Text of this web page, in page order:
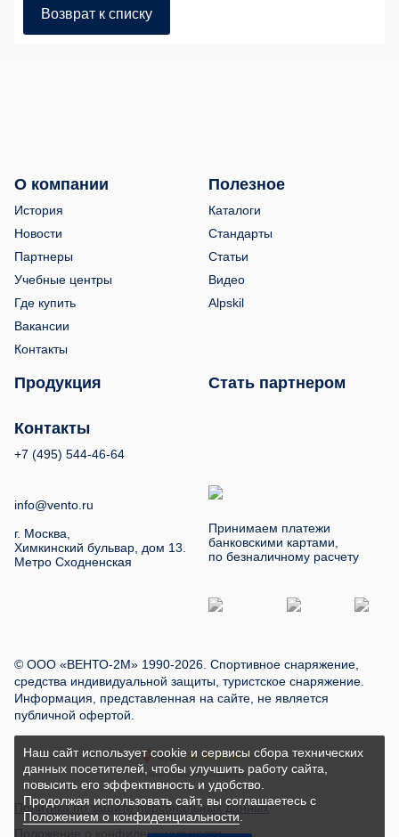
Возврат к списку
О компании
История
Новости
Партнеры
Учебные центры
Где купить
Вакансии
Контакты
Полезное
Каталоги
Стандарты
Статьи
Видео
Alpskil
Продукция Стать партнером
Контакты
+7 (495) 544-46-64
info@vento.ru
г. Москва,
Химкинский бульвар, дом 13.
Метро Сходненская
Принимаем платежи
банковскими картами,
по безналичному расчету
© ООО «ВЕНТО-2М» 1990-2026. Спортивное снаряжение,
средства индивидуальной защиты, туристское снаряжение.
Информация, представленная на сайте, не является
публичной офертой.
Политика по защите персональных данных
Положение о конфиденциальности
Наш сайт использует cookie и сервисы сбора технических
данных посетителей, чтобы улучшить работу сайта,
повысить его эффективность и удобство.
Продолжая использовать сайт, вы соглашаетесь с
Положением о конфиденциальности.